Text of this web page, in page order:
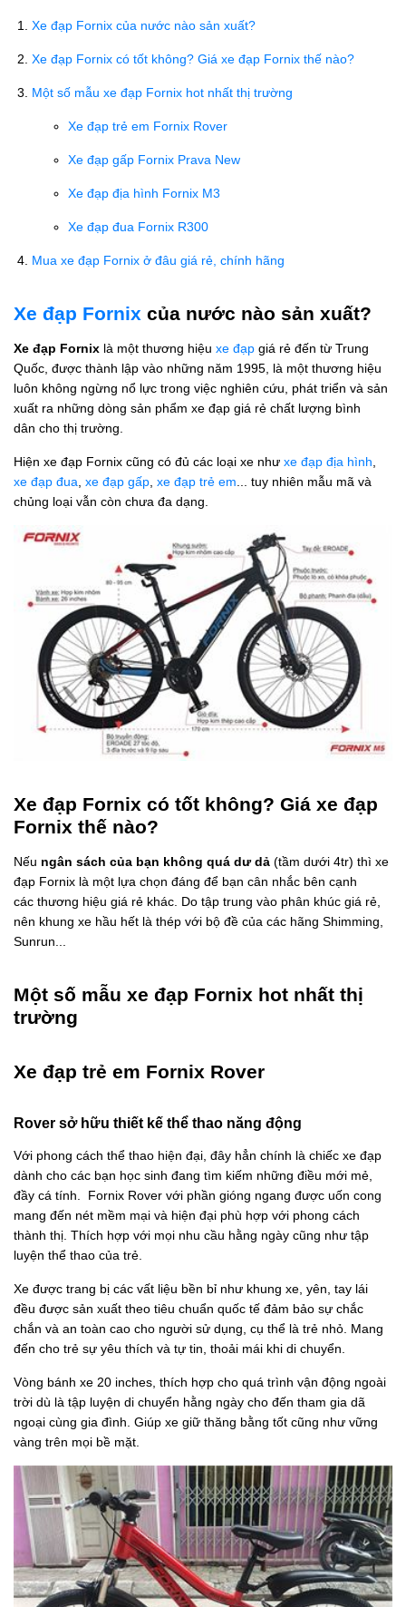
Xe đạp Fornix của nước nào sản xuất?
Xe đạp Fornix có tốt không? Giá xe đạp Fornix thế nào?
Một số mẫu xe đạp Fornix hot nhất thị trường
Xe đạp trẻ em Fornix Rover
Xe đạp gấp Fornix Prava New
Xe đạp địa hình Fornix M3
Xe đạp đua Fornix R300
Mua xe đạp Fornix ở đâu giá rẻ, chính hãng
Xe đạp Fornix của nước nào sản xuất?
Xe đạp Fornix là một thương hiệu xe đạp giá rẻ đến từ Trung
Quốc, được thành lập vào những năm 1995, là một thương hiệu
luôn không ngừng nổ lực trong việc nghiên cứu, phát triển và sản
xuất ra những dòng sản phẩm xe đạp giá rẻ chất lượng bình
dân cho thị trường.
Hiện xe đạp Fornix cũng có đủ các loại xe như xe đạp địa hình
xe đạp đua xe đạp gấp xe đạp trẻ em ... tuy nhiên mẫu mã và
chủng loại vẫn còn chưa đa dạng.
Xe đạp Fornix có tốt không? Giá xe đạp
Fornix thế nào?
Nếu ngân sách của bạn không quá dư dả (tầm dưới 4tr) thì xe
đạp Fornix là một lựa chọn đáng để bạn cân nhắc bên cạnh
các thương hiệu giá rẻ khác. Do tập trung vào phân khúc giá rẻ,
nên khung xe hầu hết là thép với bộ đề của các hãng Shimming,
Sunrun...
Một số mẫu xe đạp Fornix hot nhất thị
trường
Xe đạp trẻ em Fornix Rover
Rover sở hữu thiết kế thể thao năng động
Với phong cách thể thao hiện đại, đây hẳn chính là chiếc xe đạp
dành cho các bạn học sinh đang tìm kiếm những điều mới mẻ,
đầy cá tính. Fornix Rover với phần gióng ngang được uốn cong
mang đến nét mềm mại và hiện đại phù hợp với phong cách
thành thị. Thích hợp với mọi nhu cầu hằng ngày cũng như tập
luyện thể thao của trẻ.
Xe được trang bị các vất liệu bền bỉ như khung xe, yên, tay lái
đều được sản xuất theo tiêu chuẩn quốc tế đảm bảo sự chắc
chắn và an toàn cao cho người sử dụng, cụ thể là trẻ nhỏ. Mang
đến cho trẻ sự yêu thích và tự tin, thoải mái khi di chuyển.
Vòng bánh xe 20 inches, thích hợp cho quá trình vận động ngoài
trời dù là tập luyện di chuyển hằng ngày cho đến tham gia dã
ngoại cùng gia đình. Giúp xe giữ thăng bằng tốt cũng như vững
vàng trên mọi bề mặt.